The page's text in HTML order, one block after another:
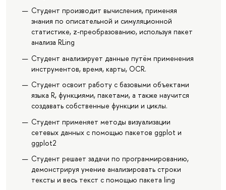
Студент производит вычисления, применяя
знания по описательной и симуляционной
статистике, z-преобразованию, используя пакет
анализа RLing
Студент анализирует данные путём применения
инструментов, время, карты, OCR.
Студент освоит работу с базовыми объектами
языка R, функциями, пакетами, а также научится
создавать собственные функции и циклы.
Студент применяет методы визуализации
сетевых данных c помощью пакетов ggplot и
ggplot2
Студент решает задачи по программированию,
демонстрируя умение анализировать строки
тексты и весь текст с помощью пакета ling